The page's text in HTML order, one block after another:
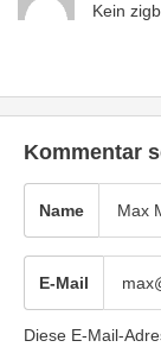
Kein
Kommentar
Name
E-Mail
Diese E-Mail-